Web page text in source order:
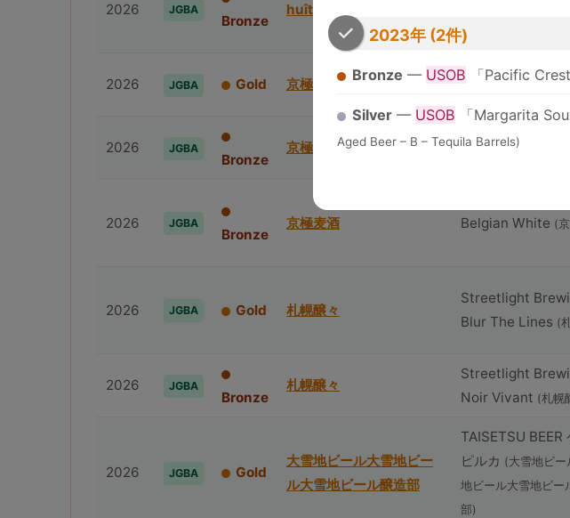
2026 JGBA
Bronze
huîtrière
2026 JGBA Gold 京極⻨酒 Yuzu Gose
2026 JGBA
Bronze
京極⻨酒 Yuzu Gose
2026 JGBA
Bronze
京極⻨酒 Belgian White (
2026 JGBA Gold 札幌醸々
Streetlight
Blur The Lines (
2026 JGBA
Bronze
札幌醸々
Streetlight
Noir Vivant (札幌
2026 JGBA Gold
⼤雪地ビール⼤雪地ビー
ル⼤雪地ビール醸造部
TAISETSU BEER
ピルカ (⼤雪地ビー
地ビール⼤雪地ビー
部)
2023年 (2件)
Bronze — USOB 「Pacific
Silver — USOB 「Margarita
Aged Beer – B – Tequila Barrels)